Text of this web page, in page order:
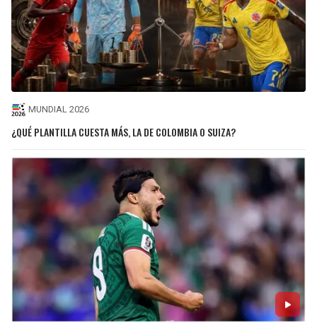
MUNDIAL 2026
¿QUÉ PLANTILLA CUESTA MÁS, LA DE COLOMBIA O SUIZA?